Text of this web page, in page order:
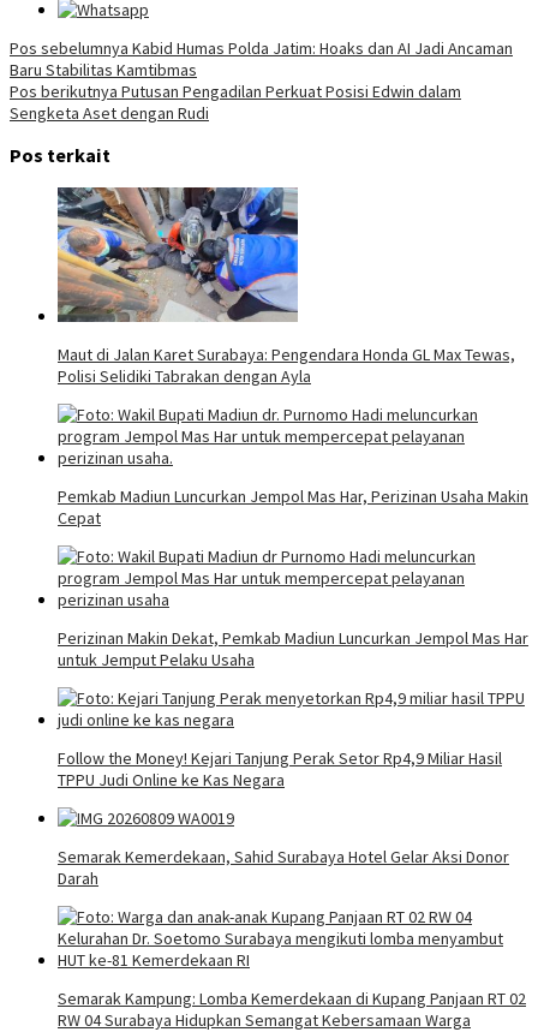
Navigasi
pos
Pos sebelumnya Kabid Humas Polda Jatim: Hoaks dan AI Jadi Ancaman
Baru Stabilitas Kamtibmas
Pos berikutnya Putusan Pengadilan Perkuat Posisi Edwin dalam
Sengketa Aset dengan Rudi
Pos terkait
Maut di Jalan Karet Surabaya: Pengendara Honda GL Max Tewas,
Polisi Selidiki Tabrakan dengan Ayla
Pemkab Madiun Luncurkan Jempol Mas Har, Perizinan Usaha Makin
Cepat
Perizinan Makin Dekat, Pemkab Madiun Luncurkan Jempol Mas Har
untuk Jemput Pelaku Usaha
Follow the Money! Kejari Tanjung Perak Setor Rp4,9 Miliar Hasil
TPPU Judi Online ke Kas Negara
Semarak Kemerdekaan, Sahid Surabaya Hotel Gelar Aksi Donor
Darah
Semarak Kampung: Lomba Kemerdekaan di Kupang Panjaan RT 02
RW 04 Surabaya Hidupkan Semangat Kebersamaan Warga